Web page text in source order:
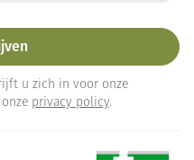
u zich in voor onze
privacy policy.